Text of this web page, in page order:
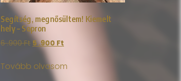
Segítség, megnősültem! Kiemelt
hely – Sopron
6 .900Ft 5 .900 Ft
Tovább olvasom